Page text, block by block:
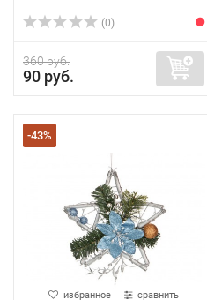
(0)
360 руб.
90 руб.
-43%
избранное сравнить